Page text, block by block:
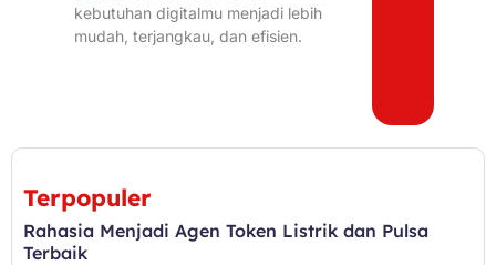
kebutuhan digitalmu menjadi lebih
mudah, terjangkau, dan efisien.
Terpopuler
Rahasia Menjadi Agen Token Listrik dan Pulsa
Terbaik